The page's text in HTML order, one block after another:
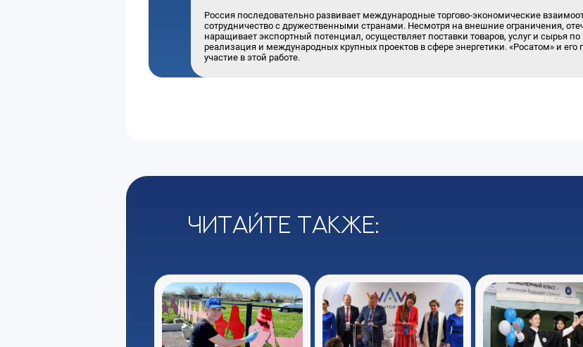
Россия последовательно развивает международные торгово-экономические
сотрудничество с дружественными странами. Несмотря на внешние ограничения,
наращивает экспортный потенциал, осуществляет поставки товаров, услуг и сырья
реализация и международных крупных проектов в сфере энергетики. «Росатом» и
участие в этой работе.
Читайте также: